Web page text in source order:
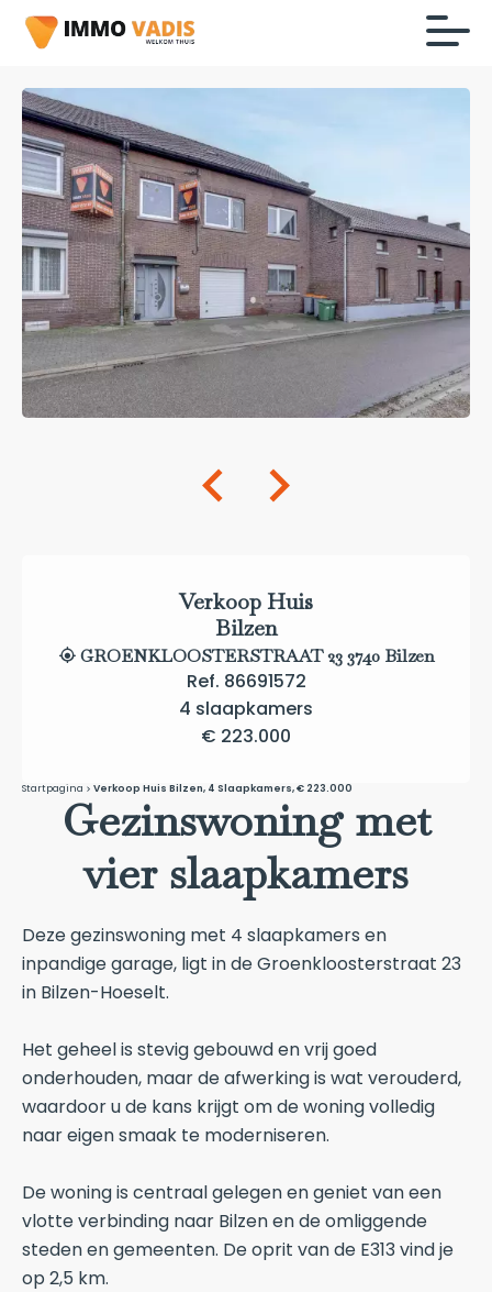
Verkoop Huis
Bilzen
GROENKLOOSTERSTRAAT 23 3740 Bilzen
Ref. 86691572
4 slaapkamers
€ 223.000
Startpagina Verkoop Huis Bilzen, 4 Slaapkamers, € 223.000
Gezinswoning met
vier slaapkamers
Deze gezinswoning met 4 slaapkamers en
inpandige garage, ligt in de Groenkloosterstraat 23
in Bilzen-Hoeselt.
Het geheel is stevig gebouwd en vrij goed
onderhouden, maar de afwerking is wat verouderd,
waardoor u de kans krijgt om de woning volledig
naar eigen smaak te moderniseren.
De woning is centraal gelegen en geniet van een
vlotte verbinding naar Bilzen en de omliggende
steden en gemeenten. De oprit van de E313 vind je
op 2,5 km.